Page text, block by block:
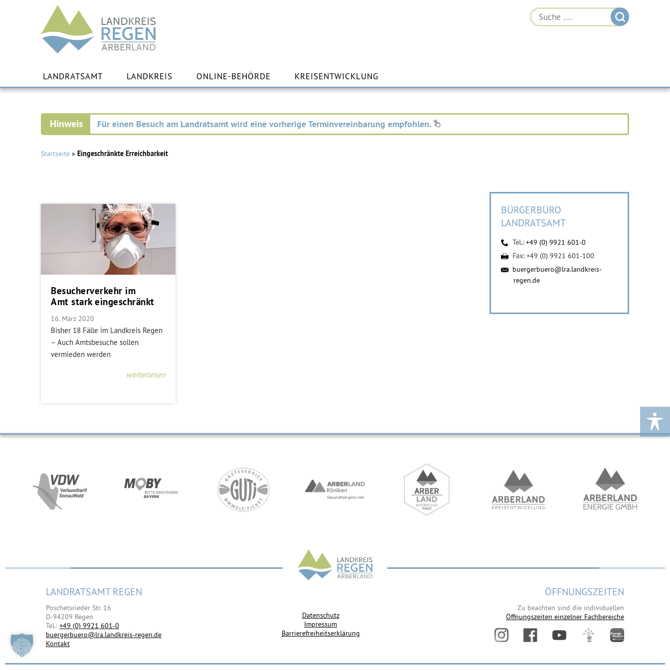
Landkreis
Regen
Inhalt
springen
LANDRATSAMT LANDKREIS ONLINE-BEHÖRDE KREISENTWICKLUNG
Für einen Besuch am Landratsamt wird eine vorherige Terminvereinbarung empfohlen.
Startseite » Eingeschränkte Erreichbarkeit
Besucherverkehr im
Amt stark eingeschränkt
16. März 2020
Bisher 18 Fälle im Landkreis Regen
– Auch Amtsbesuche sollen
vermieden werden
weiterlesen
BÜRGERBÜRO
LANDRATSAMT
Tel.:+49 (0) 9921 601-0
Fax:+49 (0) 9921 601-100
buergerbuero@lra.landkreis-
regen.de
LANDRATSAMT REGEN
Poschetsrieder Str. 16
D-94209 Regen
Tel.: +49 (0) 9921 601-0
buergerbuero@lra.landkreis-regen.de
Kontakt
Datenschutz
Impressum
Barrierefreiheitserklärung
ÖFFNUNGSZEITEN
Zu beachten sind die individuellen
Öffnungszeiten einzelner Fachbereiche